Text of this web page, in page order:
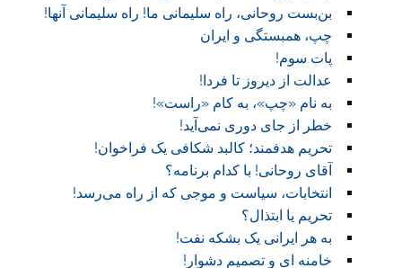
بن‌بست روحانی، راه سلیمانی ما! راه سلیمانی آنها!
چپ، همبستگی و ایران
پات سوم!
عدالت از دیروز تا فردا!
به نام «چپ»، به کام «راست»!
خطر از جای دوری نمی‌آید!
تحریم هدفمند؛ کالبد شکافی یک فراخوان!
آقای روحانی! با کدام برنامه؟
انتخابات، سیاست و موجی که از راه می‌رسد!
تحریم یا ابتذال؟
به هر ایرانی یک بشکه نفت!
خامنه ای و تصمیم دشوار!